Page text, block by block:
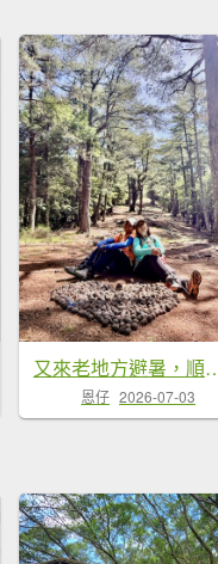
又來老地方避暑，順
恩仔 2026-07-03